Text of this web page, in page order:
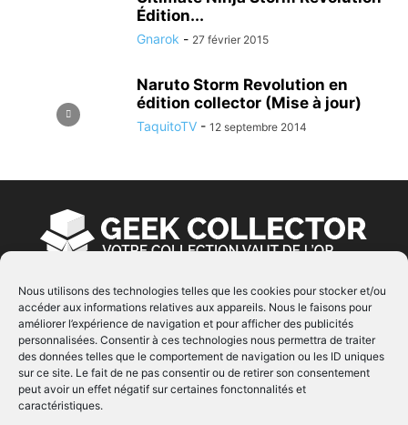
Nous utilisons des technologies telles que les cookies pour stocker et/ou
accéder aux informations relatives aux appareils. Nous le faisons pour
améliorer l’expérience de navigation et pour afficher des publicités
personnalisées. Consentir à ces technologies nous permettra de traiter
des données telles que le comportement de navigation ou les ID uniques
sur ce site. Le fait de ne pas consentir ou de retirer son consentement
peut avoir un effet négatif sur certaines fonctonnalités et
caractéristiques.
Édition...
Gnarok - 27 février 2015
Naruto Storm Revolution en
édition collector (Mise à jour)
TaquitoTV - 12 septembre 2014
À PROPOS
© Copyright 2022 | Produit parEIMAI| Tous Droits
Réservés